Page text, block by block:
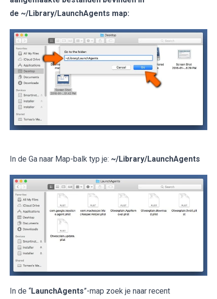
de ~/Library/LaunchAgents map:
In de Ga naar Map-balk typ je: ~/Library/LaunchAgents
In de “LaunchAgents”-map zoek je naar recent